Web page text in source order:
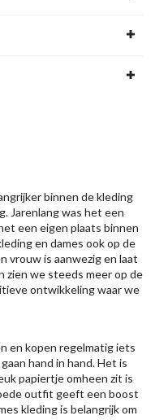
binnen de kleding
Jarenlang was het een
een eigen plaats binnen
en dames ook op de
vrouw is aanwezig en laat
zien we steeds meer op de
ontwikkeling waar we
en kopen regelmatig iets
hand in hand. Het is
papiertje omheen zit is
outfit geeft een boost
kleding is belangrijk om